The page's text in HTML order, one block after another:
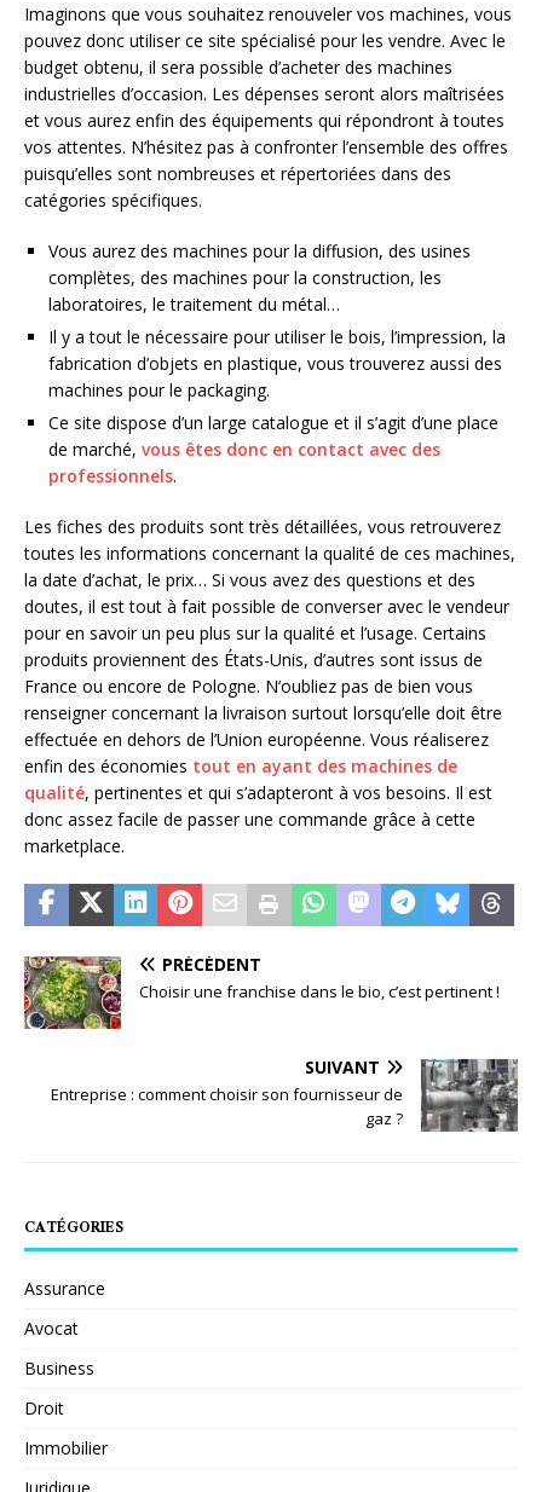
Imaginons que vous souhaitez renouveler vos machines, vous
pouvez donc utiliser ce site spécialisé pour les vendre. Avec le
budget obtenu, il sera possible d’acheter des machines
industrielles d’occasion. Les dépenses seront alors maîtrisées
et vous aurez enfin des équipements qui répondront à toutes
vos attentes. N’hésitez pas à confronter l’ensemble des offres
puisqu’elles sont nombreuses et répertoriées dans des
catégories spécifiques.
Vous aurez des machines pour la diffusion, des usines
complètes, des machines pour la construction, les
laboratoires, le traitement du métal…
Il y a tout le nécessaire pour utiliser le bois, l’impression, la
fabrication d’objets en plastique, vous trouverez aussi des
machines pour le packaging.
Ce site dispose d’un large catalogue et il s’agit d’une place
de marché, vous êtes donc en contact avec des
professionnels.
Les fiches des produits sont très détaillées, vous retrouverez
toutes les informations concernant la qualité de ces machines,
la date d’achat, le prix… Si vous avez des questions et des
doutes, il est tout à fait possible de converser avec le vendeur
pour en savoir un peu plus sur la qualité et l’usage. Certains
produits proviennent des États-Unis, d’autres sont issus de
France ou encore de Pologne. N’oubliez pas de bien vous
renseigner concernant la livraison surtout lorsqu’elle doit être
effectuée en dehors de l’Union européenne. Vous réaliserez
enfin des économies tout en ayant des machines de
qualité, pertinentes et qui s’adapteront à vos besoins. Il est
donc assez facile de passer une commande grâce à cette
marketplace.
PRÉCÉDENT
Choisir une franchise dans le bio, c’est pertinent !
SUIVANT
Entreprise : comment choisir son fournisseur de
gaz ?
CATÉGORIES
Assurance
Avocat
Business
Droit
Immobilier
Juridique